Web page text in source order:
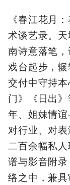
《春江花月
术谈艺录。
南诗意落笔
戏台起步，
交付中守持
门》《日出
年、姐妹情
对行业、对
二百余幅私
谱与影音附
络之中，兼具